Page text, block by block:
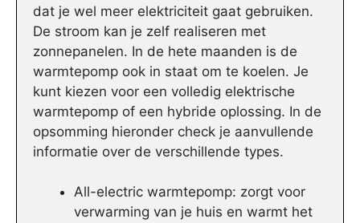
dat je wel meer elektriciteit gaat gebruiken.
De stroom kan je zelf realiseren met
zonnepanelen. In de hete maanden is de
warmtepomp ook in staat om te koelen. Je
kunt kiezen voor een volledig elektrische
warmtepomp of een hybride oplossing. In de
opsomming hieronder check je aanvullende
informatie over de verschillende types.
All-electric warmtepomp: zorgt voor
verwarming van je huis en warmt het